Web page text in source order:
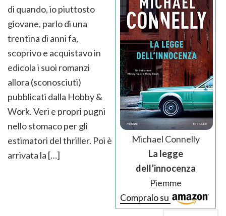
Michael Connelly
La legge
dell’innocenza
Piemme
Compralo su
di quando, io piuttosto
giovane, parlo di una
trentina di anni fa,
scoprivo e acquistavo in
edicola i suoi romanzi
allora (sconosciuti)
pubblicati dalla Hobby &
Work. Veri e propri pugni
nello stomaco per gli
estimatori del thriller. Poi è
arrivata la […]